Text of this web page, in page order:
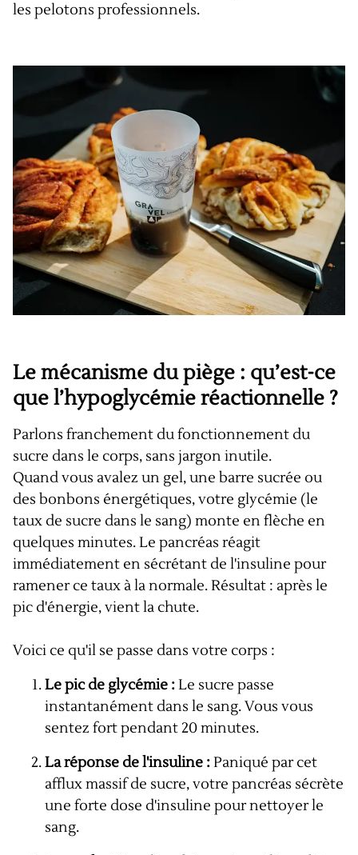
les pelotons professionnels.
Le mécanisme du piège : qu’est-ce
que l’hypoglycémie réactionnelle ?
Parlons franchement du fonctionnement du
sucre dans le corps, sans jargon inutile.
Quand vous avalez un gel, une barre sucrée ou
des bonbons énergétiques, votre glycémie (le
taux de sucre dans le sang) monte en flèche en
quelques minutes. Le pancréas réagit
immédiatement en sécrétant de l'insuline pour
ramener ce taux à la normale. Résultat : après le
pic d'énergie, vient la chute.
Voici ce qu'il se passe dans votre corps :
Le pic de glycémie :Le sucre passe
instantanément dans le sang. Vous vous
sentez fort pendant 20 minutes.
La réponse de l'insuline :Paniqué par cet
afflux massif de sucre, votre pancréas sécrète
une forte dose d'insuline pour nettoyer le
sang.